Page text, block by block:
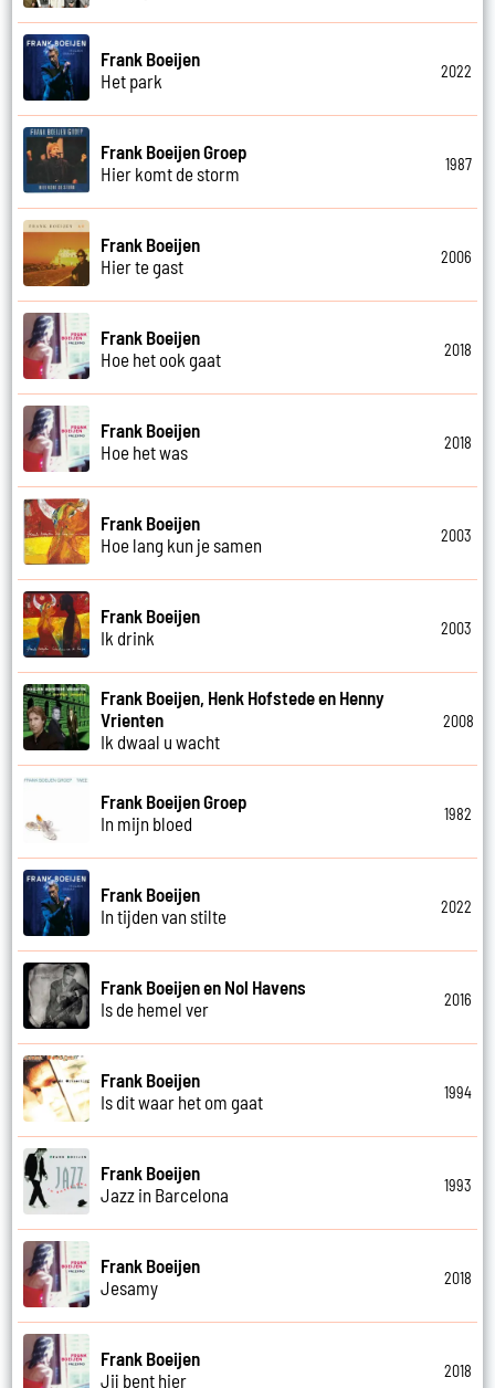
Frank Boeijen
Het park
2022
Frank Boeijen Groep
Hier komt de storm
1987
Frank Boeijen
Hier te gast
2006
Frank Boeijen
Hoe het ook gaat
2018
Frank Boeijen
Hoe het was
2018
Frank Boeijen
Hoe lang kun je samen
2003
Frank Boeijen
Ik drink
2003
Frank Boeijen, Henk Hofstede en Henny
Vrienten
Ik dwaal u wacht
2008
Frank Boeijen Groep
In mijn bloed
1982
Frank Boeijen
In tijden van stilte
2022
Frank Boeijen en Nol Havens
Is de hemel ver
2016
Frank Boeijen
Is dit waar het om gaat
1994
Frank Boeijen
Jazz in Barcelona
1993
Frank Boeijen
Jesamy
2018
Frank Boeijen
Jij bent hier
2018